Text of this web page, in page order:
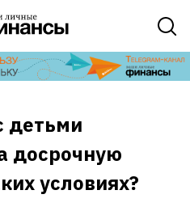
детьми
досрочную
условиях?